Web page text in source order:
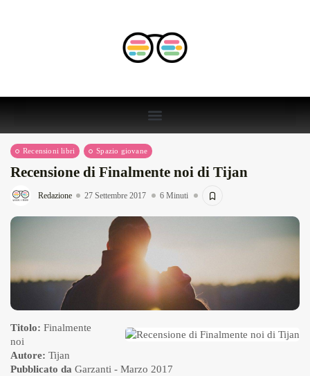
Recensioni libri Spazio giovane
Recensione di Finalmente noi di Tijan
Redazione 27 Settembre 2017 6 Minuti
Titolo: Finalmente
noi
Autore: Tijan
Pubblicato da Garzanti - Marzo 2017